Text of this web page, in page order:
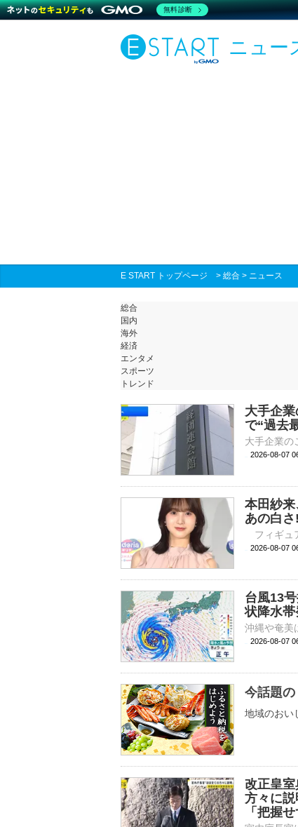
ニュー
E START トップページ > 総合 > ニュース
総合
国内
海外
経済
エンタメ
スポーツ
トレンド
大手企
で“過去
2026-08-07
本田紗
あの白さ
2026-08-07
台風13
状降水
2026-08-07
今話題の
地域のおい
改正皇
方々に
「把握せ
無料診断